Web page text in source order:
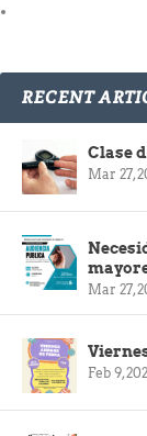
RECENT
Clase
Mar 27,
Mar 27,
Feb 9,